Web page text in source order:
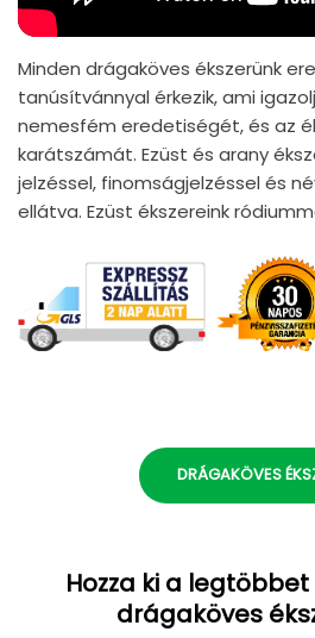
Minden drágaköves ékszerünk
tanúsítvánnyal érkezik, ami
nemesfém eredetiségét, és az
karátszámát. Ezüst és arany
jelzéssel, finomságjelzéssel és
ellátva. Ezüst ékszereink
DRÁGAKÖVES
Hozza ki a
drágaköves